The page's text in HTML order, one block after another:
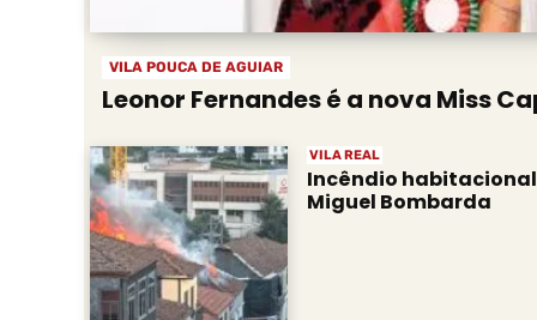
VILA POUCA DE AGUIAR
Leonor Fernandes é a nova Miss
VILA REAL
Incêndio habitacional
Miguel Bombarda